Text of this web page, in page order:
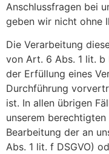
Anschlussfragen bei
geben wir nicht ohne
Die Verarbeitung
von Art. 6 Abs. 1 lit. b
der Erfüllung eines
Durchführung
ist. In allen übrigen
unserem
Bearbeitung der an
Abs. 1 lit. f DSGVO)